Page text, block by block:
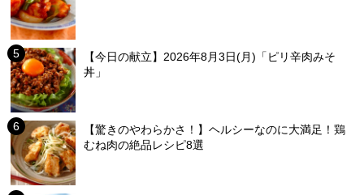
【今日の献立】2026年8月3日(月)「ピリ辛肉みそ
丼」
【驚きのやわらかさ！】ヘルシーなのに大満足！鶏
むね肉の絶品レシピ8選